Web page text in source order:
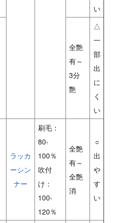
い
全艶
有～
3分
艶
△
一
部
出
に
く
い
ラッカ
ーシン
ナー
刷毛：
80-
100％
吹付
け：
100-
120％
全艶
有～
全艶
消
○
出
や
す
い